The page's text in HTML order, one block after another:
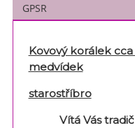
GPSR
Kovový korálek
medvídek
starostříbro
Vítá Vás